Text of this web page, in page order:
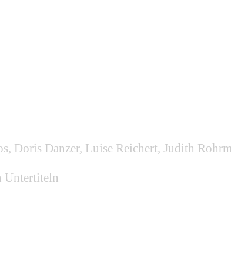
Doris Danzer, Luise Reichert, Judith
Untertiteln